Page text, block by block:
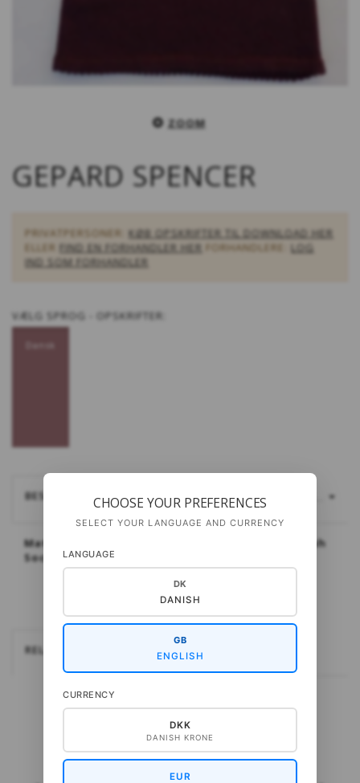
ZOOM
GEPARD SPENCER
PRIVATPERSONER: KØB OPSKRIFTER TIL DOWNLOAD HER
ELLER FIND EN FORHANDLER HER FORHANDLERE: LOG
IND SOM FORHANDLER
VÆLG SPROG - OPSKRIFTER:
LÆS MERE...
BESKRIVELSE
Materialer: CottonWool 3, CottonBaby eller Cash
Sock fra Gepard
RELATEREDE
CHOOSE YOUR PREFERENCES
SELECT YOUR LANGUAGE AND CURRENCY
LANGUAGE
DK
DANISH
GB
ENGLISH
CURRENCY
DKK
DANISH KRONE
EUR